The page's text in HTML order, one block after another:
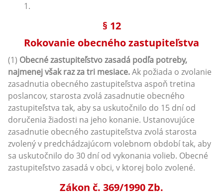
1.
§ 12
Rokovanie obecného zastupiteľstva
(1) Obecné zastupiteľstvo zasadá podľa potreby,
najmenej však raz za tri mesiace.Ak požiada o zvolanie
zasadnutia obecného zastupiteľstva aspoň tretina
poslancov, starosta zvolá zasadnutie obecného
zastupiteľstva tak, aby sa uskutočnilo do 15 dní od
doručenia žiadosti na jeho konanie. Ustanovujúce
zasadnutie obecného zastupiteľstva zvolá starosta
zvolený v predchádzajúcom volebnom období tak, aby
sa uskutočnilo do 30 dní od vykonania volieb. Obecné
zastupiteľstvo zasadá v obci, v ktorej bolo zvolené.
Zákon č. 369/1990 Zb.